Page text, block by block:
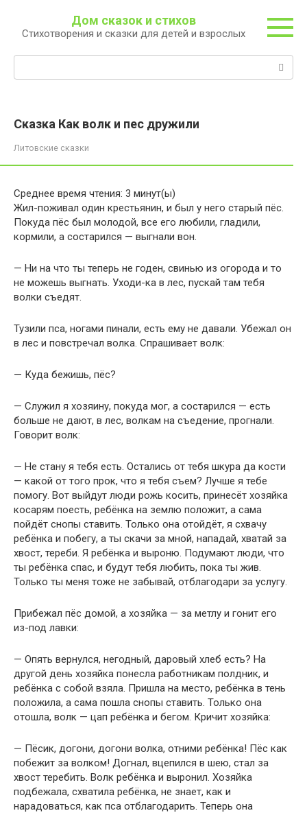
контенту
Дом сказок и стихов
Стихотворения и сказки для детей и взрослых
Сказка Как волк и пeс дружили
Литовские сказки
Среднее время чтения: 3 минут(ы)
Жил-поживал один крестьянин, и был у него старый пёс.
Покуда пёс был молодой, все его любили, гладили,
кормили, а состарился — выгнали вон.
— Ни на что ты теперь не годен, свинью из огорода и то
не можешь выгнать. Уходи-ка в лес, пускай там тебя
волки съедят.
Тузили пса, ногами пинали, есть ему не давали. Убежал он
в лес и повстречал волка. Спрашивает волк:
— Куда бежишь, пёс?
— Служил я хозяину, покуда мог, а состарился — есть
больше не дают, в лес, волкам на съедение, прогнали.
Говорит волк:
— Не стану я тебя есть. Остались от тебя шкура да кости
— какой от того прок, что я тебя съем? Лучше я тебе
помогу. Вот выйдут люди рожь косить, принесёт хозяйка
косарям поесть, ребёнка на землю положит, а сама
пойдёт снопы ставить. Только она отойдёт, я схвачу
ребёнка и побегу, а ты скачи за мной, нападай, хватай за
хвост, тереби. Я ребёнка и выроню. Подумают люди, что
ты ребёнка спас, и будут тебя любить, пока ты жив.
Только ты меня тоже не забывай, отблагодари за услугу.
Прибежал пёс домой, а хозяйка — за метлу и гонит его
из-под лавки:
— Опять вернулся, негодный, даровый хлеб есть? На
другой день хозяйка понесла работникам полдник, и
ребёнка с собой взяла. Пришла на место, ребёнка в тень
положила, а сама пошла снопы ставить. Только она
отошла, волк — цап ребёнка и бегом. Кричит хозяйка:
— Пёсик, догони, догони волка, отними ребёнка! Пёс как
побежит за волком! Догнал, вцепился в шею, стал за
хвост теребить. Волк ребёнка и выронил. Хозяйка
подбежала, схватила ребёнка, не знает, как и
нарадоваться, как пса отблагодарить. Теперь она